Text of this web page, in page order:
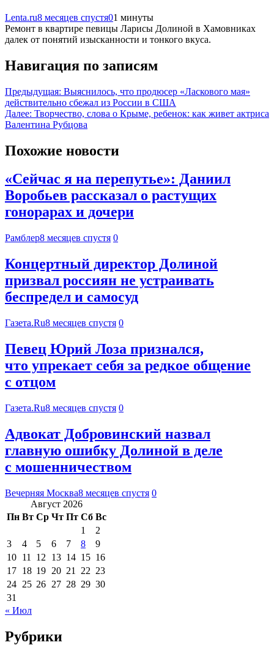
Lenta.ru8 месяцев спустя01 минуты
Ремонт в квартире певицы Ларисы Долиной в Хамовниках
далек от понятий изысканности и тонкого вкуса.
Навигация по записям
Предыдущая: Выяснилось, что продюсер «Ласкового мая»
действительно сбежал из России в США
Далее: Творчество, слова о Крыме, ребенок: как живет актриса
Валентина Рубцова
Похожие новости
«Сейчас я на перепутье»: Даниил
Воробьев рассказал о растущих
гонорарах и дочери
Рамблер8 месяцев спустя 0
Концертный директор Долиной
призвал россиян не устраивать
беспредел и самосуд
Газета.Ru8 месяцев спустя 0
Певец Юрий Лоза признался,
что упрекает себя за редкое общение
с отцом
Газета.Ru8 месяцев спустя 0
Адвокат Добровинский назвал
главную ошибку Долиной в деле
с мошенничеством
Вечерняя Москва8 месяцев спустя 0
Август 2026
Пн Вт Ср Чт Пт Сб Вс
1
2
3
4 5 6 7 8
9
10 11 12 13 14 15 16
17 18 19 20 21 22 23
24 25 26 27 28 29 30
31
« Июл
Рубрики